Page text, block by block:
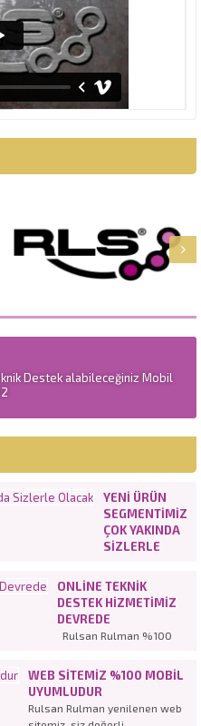
Destek alabileceğiniz Mobil
YENI ÜRÜN
SEGMENTIMIZ
ÇOK YAKINDA
SIZLERLE
ONLINE TEKNIK
DESTEK HIZMETIMIZ
DEVREDE
Rulsan Rulman %100
memnuniyetinden
hareketle en iyi hizmeti
vermeye devam ediyor.
Tamamen yenilenen web
WEB SITEMIZ %100 MOBIL
UYUMLUDUR
Rulsan Rulman yenilenen web